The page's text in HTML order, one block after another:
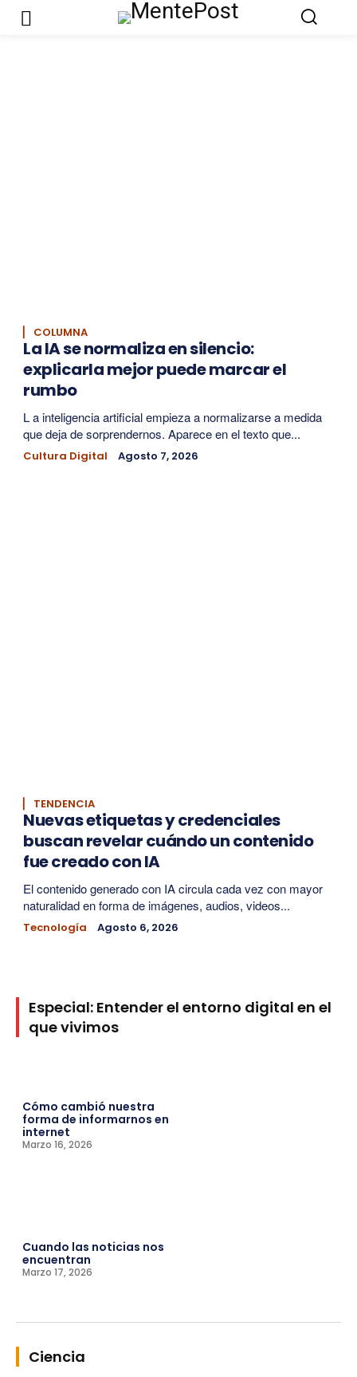
▏ COLUMNA
La IA se normaliza en silencio:
explicarla mejor puede marcar el
rumbo
L a inteligencia artificial empieza a normalizarse a medida
que deja de sorprendernos. Aparece en el texto que...
Cultura Digital Agosto 7, 2026
▏ TENDENCIA
Nuevas etiquetas y credenciales
buscan revelar cuándo un contenido
fue creado con IA
El contenido generado con IA circula cada vez con mayor
naturalidad en forma de imágenes, audios, videos...
Tecnología Agosto 6, 2026
Especial: Entender el entorno digital en el
que vivimos
Cómo cambió nuestra
forma de informarnos en
internet
Marzo 16, 2026
Cuando las noticias nos
encuentran
Marzo 17, 2026
Ciencia